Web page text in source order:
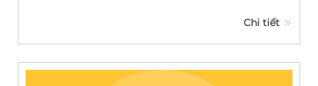
Chi tiết